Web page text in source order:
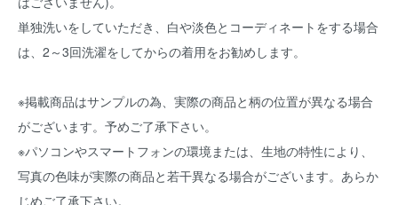
単独洗いをしていただき、白や淡色とコーディネートをする場合
は、2～3回洗濯をしてからの着用をお勧めします。
※掲載商品はサンプルの為、実際の商品と柄の位置が異なる場合
がございます。予めご了承下さい。
※パソコンやスマートフォンの環境または、生地の特性により、
写真の色味が実際の商品と若干異なる場合がございます。あらか
じめご了承下さい。